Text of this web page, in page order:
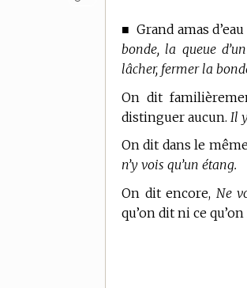
■Grand amas
bonde, la queue
lâcher, fermer la
On dit
distinguer aucun. Il
On dit dans le
n’y vois qu’un étang.
On dit encore, Ne
qu’on dit ni ce